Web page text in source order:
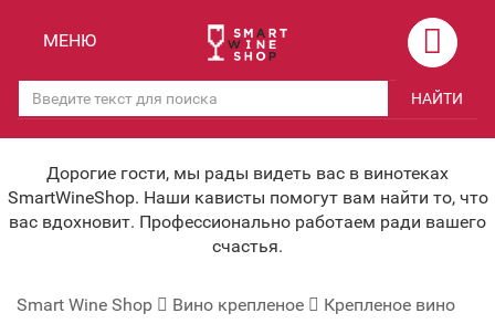
Скидки
Мероприятия
Корпоративным клиентам
Под заказ
Вино крепленое
Вино игристое и Шампанское
Вино безалкогольное
Бренди, Коньяк, Арманьяк
МЕНЮ
НАЙТИ
Дорогие гости, мы рады видеть вас в винотеках
SmartWineShop. Наши кависты помогут вам найти то, что
вас вдохновит. Профессионально работаем ради вашего
счастья.
Smart Wine Shop Вино крепленое Крепленое вино